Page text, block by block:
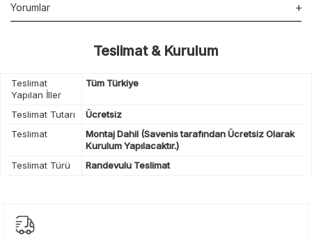
Yorumlar
Teslimat & Kurulum
Teslimat
Yapılan İller
Tüm Türkiye
Teslimat Tutarı
Ücretsiz
Teslimat
Montaj Dahil (Savenis tarafından Ücretsiz Olarak
Kurulum Yapılacaktır.)
Teslimat Türü
Randevulu Teslimat